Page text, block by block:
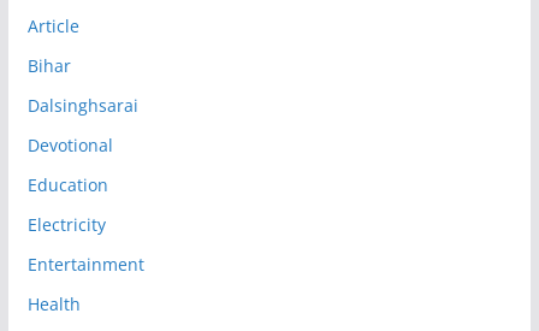
Article
Bihar
Dalsinghsarai
Devotional
Education
Electricity
Entertainment
Health